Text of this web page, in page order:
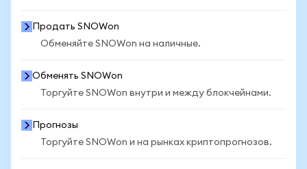
Продать SNOWon
Обменяйте SNOWon на наличные.
Обменять SNOWon
Торгуйте SNOWon внутри и между блокчейнами.
Прогнозы
Торгуйте SNOWon и на рынках криптопрогнозов.